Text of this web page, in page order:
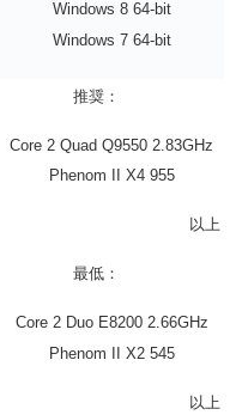
Windows 8 64-bit
Windows 7 64-bit
推奨：
Core 2 Quad Q9550 2.83GHz
Phenom II X4 955
以上
最低：
Core 2 Duo E8200 2.66GHz
Phenom II X2 545
以上